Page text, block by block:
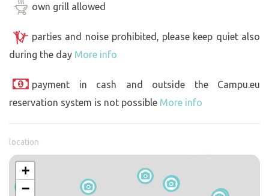
own grill allowed
parties and noise prohibited, please keep quiet also
during the day More info
payment in cash and outside the Campu.eu
reservation system is not possible More info
location
+
−